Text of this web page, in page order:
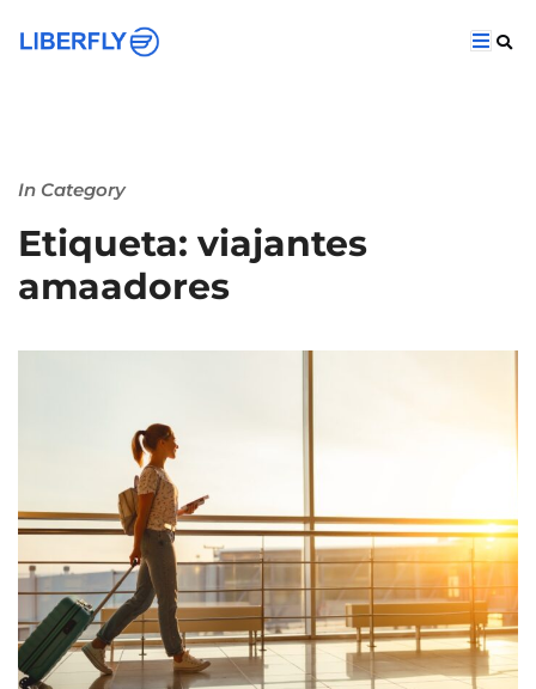
In Category
Etiqueta: viajantes
amaadores